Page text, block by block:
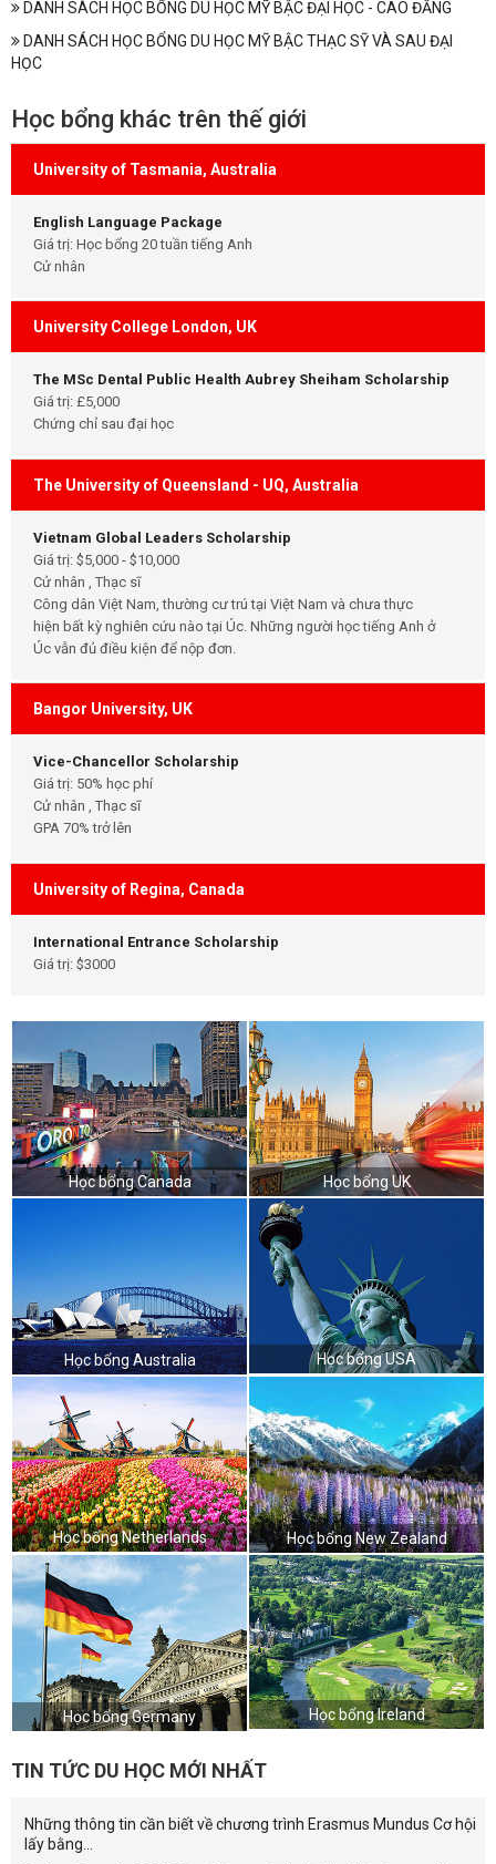
DANH SÁCH HỌC BỔNG DU HỌC MỸ BẬC ĐẠI HỌC - CAO ĐẲNG
DANH SÁCH HỌC BỔNG DU HỌC MỸ BẬC THẠC SỸ VÀ SAU ĐẠI
HỌC
Học bổng khác trên thế giới
University of Tasmania, Australia
English Language Package
Giá trị: Học bổng 20 tuần tiếng Anh
Cử nhân
University College London, UK
The MSc Dental Public Health Aubrey Sheiham Scholarship
Giá trị: £5,000
Chứng chỉ sau đại học
The University of Queensland - UQ, Australia
Vietnam Global Leaders Scholarship
Giá trị: $5,000 - $10,000
Cử nhân , Thạc sĩ
Công dân Việt Nam, thường cư trú tại Việt Nam và chưa thực
hiện bất kỳ nghiên cứu nào tại Úc. Những người học tiếng Anh ở
Úc vẫn đủ điều kiện để nộp đơn.
Bangor University, UK
Vice-Chancellor Scholarship
Giá trị: 50% học phí
Cử nhân , Thạc sĩ
GPA 70% trở lên
University of Regina, Canada
International Entrance Scholarship
Giá trị: $3000
Học bổng Canada Học bổng UK
Học bổng Australia Học bổng USA
Học bổng Netherlands Học bổng New Zealand
Học bổng Germany Học bổng Ireland
TIN TỨC DU HỌC MỚI NHẤT
Những thông tin cần biết về chương trình Erasmus Mundus Cơ hội
lấy bằng...